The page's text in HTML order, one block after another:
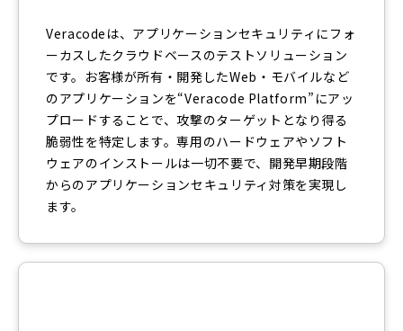
Veracodeは、アプリケーションセキュリティにフォ
ーカスしたクラウドベースのテストソリューション
です。お客様が所有・開発したWeb・モバイルなど
のアプリケーションを“Veracode Platform”にアッ
プロードすることで、攻撃のターゲットとなり得る
脆弱性を特定します。専用のハードウェアやソフト
ウェアのインストールは一切不要で、開発早期段階
からのアプリケーションセキュリティ対策を実現し
ます。